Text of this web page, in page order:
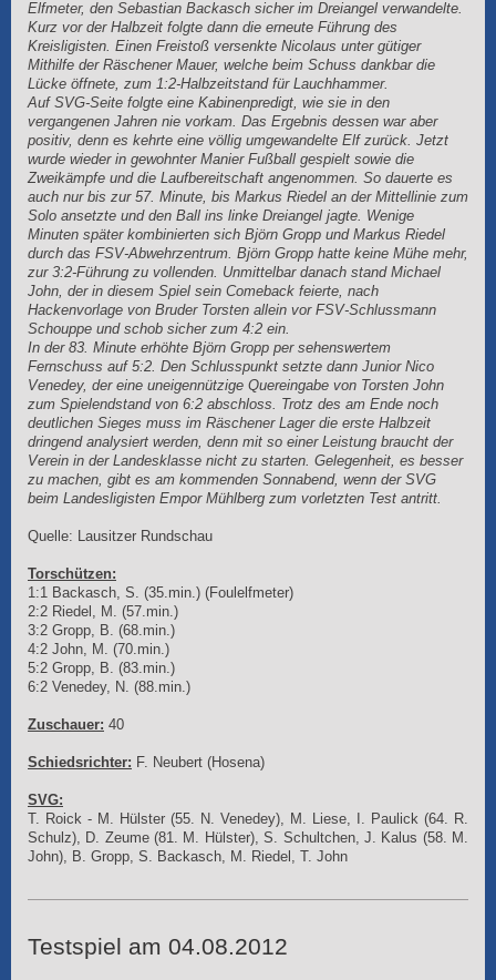
Elfmeter, den Sebastian Backasch sicher im Dreiangel verwandelte.
Kurz vor der Halbzeit folgte dann die erneute Führung des
Kreisligisten. Einen Freistoß versenkte Nicolaus unter gütiger
Mithilfe der Räschener Mauer, welche beim Schuss dankbar die
Lücke öffnete, zum 1:2-Halbzeitstand für Lauchhammer.
Auf SVG-Seite folgte eine Kabinenpredigt, wie sie in den
vergangenen Jahren nie vorkam. Das Ergebnis dessen war aber
positiv, denn es kehrte eine völlig umgewandelte Elf zurück. Jetzt
wurde wieder in gewohnter Manier Fußball gespielt sowie die
Zweikämpfe und die Laufbereitschaft angenommen. So dauerte es
auch nur bis zur 57. Minute, bis Markus Riedel an der Mittellinie zum
Solo ansetzte und den Ball ins linke Dreiangel jagte. Wenige
Minuten später kombinierten sich Björn Gropp und Markus Riedel
durch das FSV-Abwehrzentrum. Björn Gropp hatte keine Mühe mehr,
zur 3:2-Führung zu vollenden. Unmittelbar danach stand Michael
John, der in diesem Spiel sein Comeback feierte, nach
Hackenvorlage von Bruder Torsten allein vor FSV-Schlussmann
Schouppe und schob sicher zum 4:2 ein.
In der 83. Minute erhöhte Björn Gropp per sehenswertem
Fernschuss auf 5:2. Den Schlusspunkt setzte dann Junior Nico
Venedey, der eine uneigennützige Quereingabe von Torsten John
zum Spielendstand von 6:2 abschloss. Trotz des am Ende noch
deutlichen Sieges muss im Räschener Lager die erste Halbzeit
dringend analysiert werden, denn mit so einer Leistung braucht der
Verein in der Landesklasse nicht zu starten. Gelegenheit, es besser
zu machen, gibt es am kommenden Sonnabend, wenn der SVG
beim Landesligisten Empor Mühlberg zum vorletzten Test antritt.
Quelle: Lausitzer Rundschau
Torschützen:
1:1 Backasch, S. (35.min.) (Foulelfmeter)
2:2 Riedel, M. (57.min.)
3:2 Gropp, B. (68.min.)
4:2 John, M. (70.min.)
5:2 Gropp, B. (83.min.)
6:2 Venedey, N. (88.min.)
Zuschauer: 40
Schiedsrichter: F. Neubert (Hosena)
SVG:
T. Roick - M. Hülster (55. N. Venedey), M. Liese, I. Paulick (64. R.
Schulz), D. Zeume (81. M. Hülster), S. Schultchen, J. Kalus (58. M.
John), B. Gropp, S. Backasch, M. Riedel, T. John
Testspiel am 04.08.2012